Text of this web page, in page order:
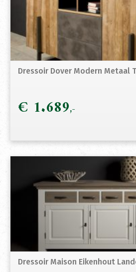
Dressoir Dover Modern Metaal
€ 1.689
Dressoir Maison Eikenhout